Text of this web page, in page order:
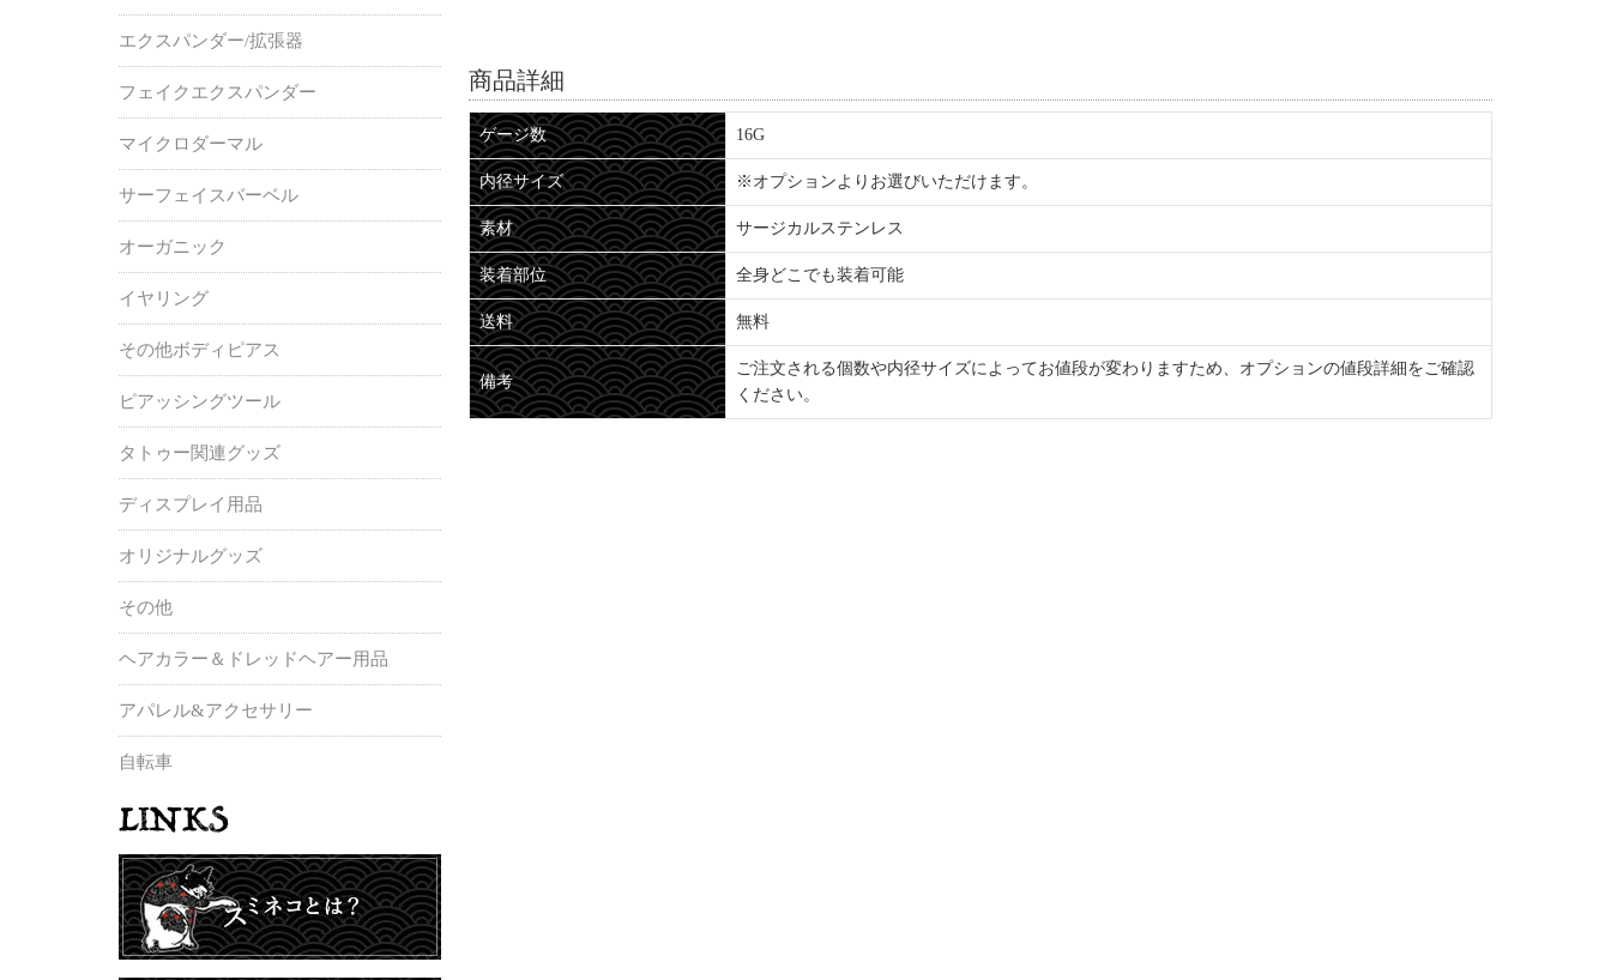
商品詳細
ゲージ数 16G
内径サイズ ※オプションよりお選びいただけます。
素材 サージカルステンレス
装着部位 全身どこでも装着可能
送料 無料
備考
ご注文される個数や内径サイズによってお値段が変わりますため、オプションの値段詳細をご確認
ください。
エクスパンダー/拡張器
フェイクエクスパンダー
マイクロダーマル
サーフェイスバーベル
オーガニック
イヤリング
その他ボディピアス
ピアッシングツール
タトゥー関連グッズ
ディスプレイ用品
オリジナルグッズ
その他
ヘアカラー＆ドレッドヘアー用品
アパレル&アクセサリー
自転車